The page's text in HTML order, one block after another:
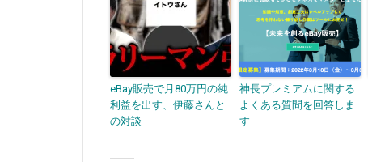
eBay販売で月80万円の純
利益を出す、伊藤さんと
の対談
神長プレミアムに関する
よくある質問を回答しま
す